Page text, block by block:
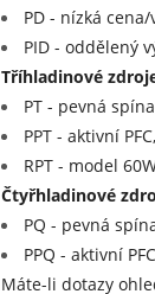
12+(-12)V (1)
13,5V (1)
15V (2)
15+(-15)V (1)
20V (1)
24V (2)
27V (1)
48V (2)
PD - nízká
PID - oddělený
Tříhladinové
PT - pevná
PPT - aktivní
RPT - model
Čtyřhladinové
PQ - pevná
PPQ - aktivní
Máte-li dotazy